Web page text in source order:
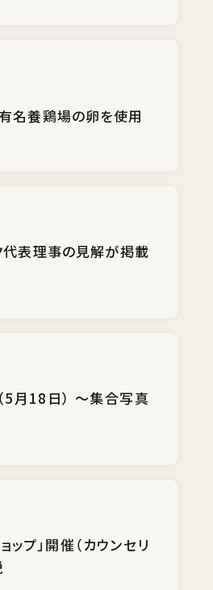
名養鶏場の卵を使用
代表理事の見解が掲載
5月18日） ～集合写真
ップ」開催（カウンセリ